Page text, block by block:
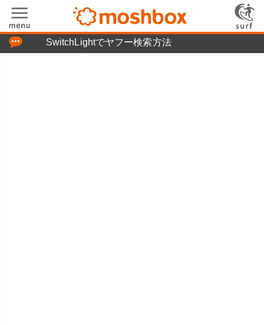
SwitchLightでヤフー検索方法
「つぶやき」の使い方